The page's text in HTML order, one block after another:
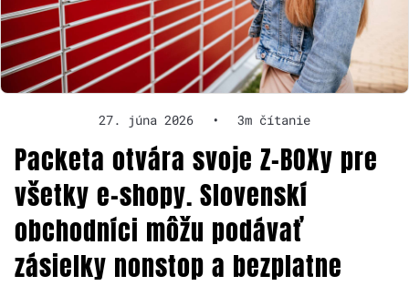
27. júna 2026 • 3m čítanie
Packeta otvára svoje Z-BOXy pre
všetky e-shopy. Slovenskí
obchodníci môžu podávať
zásielky nonstop a bezplatne